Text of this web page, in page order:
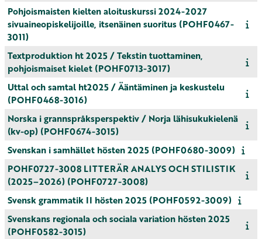
Pohjoismaisten kielten aloituskurssi 2024-2027
sivuaineopiskelijoille, itsenäinen suoritus (POHF0467-
3011)
Textproduktion ht 2025 / Tekstin tuottaminen,
pohjoismaiset kielet (POHF0713-3017)
Uttal och samtal ht2025 / Ääntäminen ja keskustelu
(POHF0468-3016)
Norska i grannspråksperspektiv / Norja lähisukukielenä
(kv-op) (POHF0674-3015)
Svenskan i samhället hösten 2025 (POHF0680-3009)
POHF0727-3008 LITTERÄR ANALYS OCH STILISTIK
(2025–2026) (POHF0727-3008)
Svensk grammatik II hösten 2025 (POHF0592-3009)
Svenskans regionala och sociala variation hösten 2025
(POHF0582-3015)